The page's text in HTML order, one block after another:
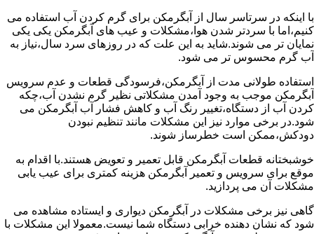
با اینکه در سرتاسر سال از آبگرمکن برای گرم کردن آب استفاده می
کنیم،اما با سردتر شدن هوا،مشکلات و عیب های آبگرمکن یکی یکی
نمایان تر می شوند.شاید به این علت که در روزهای سرد سال،نیاز به
آب گرم محسوس تر می شود.
استفاده طولانی مدت از آبگرمکن،فرسودگی قطعات و عدم سرویس
آبگرمکن موجب به وجود آمدن مشکلاتی نظیر گرم نشدن آب،چکه
کردن آب از دستگاه،تغییر رنگ آب و کاهش فشار آب آبگرمکن می
شود.در برخی موارد نیز این مشکلات مانند تنظیم نبودن
دودکش،ممکن است خطرساز شوند.
خوشبختانه قطعات آبگرمکن قابل تعمیر و تعویض هستند.با اقدام به
موقع برای سرویس و تعمیر آبگرمکن هزینه کمتری برای عیب یابی
مشکلات آن می پردازید.
گاهی نیز برخی مشکلات در آبگرمکن دیواری و ایستاده مشاهده می
شود که نشان دهنده خرابی دستگاه شما نیست.معمولا این مشکلات با